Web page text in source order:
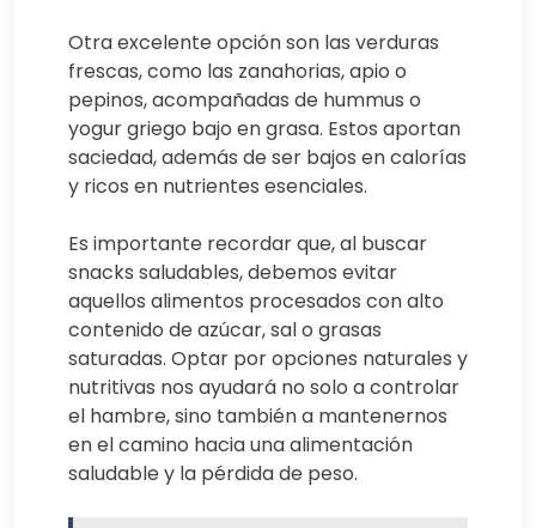
Otra excelente opción son las verduras
frescas, como las zanahorias, apio o
pepinos, acompañadas de hummus o
yogur griego bajo en grasa. Estos aportan
saciedad, además de ser bajos en calorías
y ricos en nutrientes esenciales.
Es importante recordar que, al buscar
snacks saludables, debemos evitar
aquellos alimentos procesados con alto
contenido de azúcar, sal o grasas
saturadas. Optar por opciones naturales y
nutritivas nos ayudará no solo a controlar
el hambre, sino también a mantenernos
en el camino hacia una alimentación
saludable y la pérdida de peso.